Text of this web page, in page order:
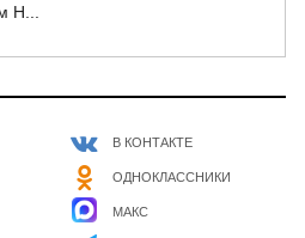
Н...
В КОНТАКТЕ
ОДНОКЛАССНИКИ
МАКС